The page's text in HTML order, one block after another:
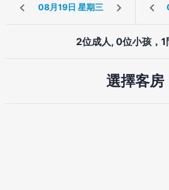
2位成人, 0位小孩，1
選擇客房